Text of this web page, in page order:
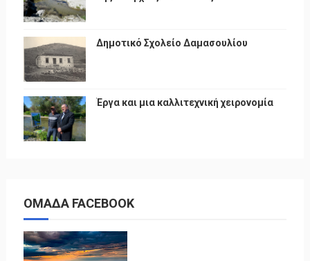
Δημοτικό Σχολείο Δαμασουλίου
Έργα και μια καλλιτεχνική χειρονομία
ΟΜΑΔΑ FACEBOOK